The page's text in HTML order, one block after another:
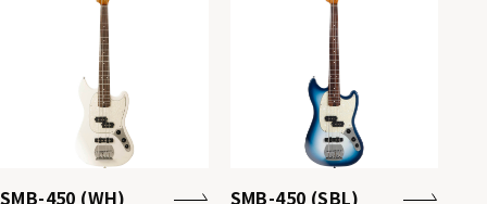
SMB-450 (WH) SMB-450 (SBL)